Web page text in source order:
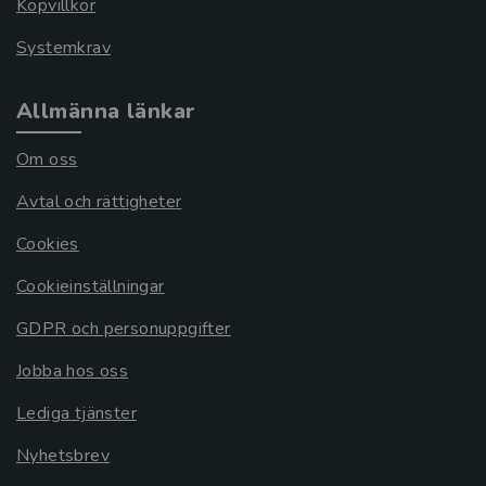
Köpvillkor
Systemkrav
Allmänna länkar
Om oss
Avtal och rättigheter
Cookies
Cookieinställningar
GDPR och personuppgifter
Jobba hos oss
Lediga tjänster
Nyhetsbrev